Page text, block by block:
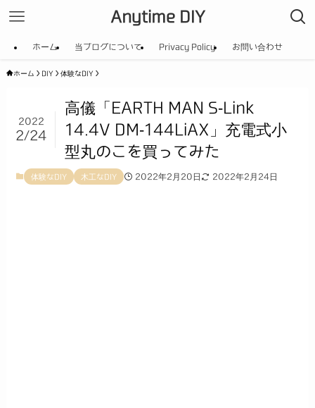
Anytime DIY
ホーム 当ブログについて Privacy Policy お問い合わせ
ホーム DIY 体験なDIY
高儀「EARTH MAN S-Link
14.4V DM-144LiAX」充電式小
型丸のこを買ってみた
2022
2/24
体験なDIY 木工なDIY 2022年2月20日 2022年2月24日